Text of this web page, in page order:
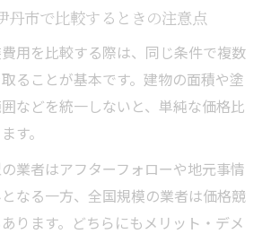
丹市で比較するときの注意点
用を比較する際は、同じ条件で複数
ることが基本です。建物の面積や塗
などを統一しないと、単純な価格比
す。
業者はアフターフォローや地元事情
なる一方、全国規模の業者は価格競
ります。どちらにもメリット・デメ